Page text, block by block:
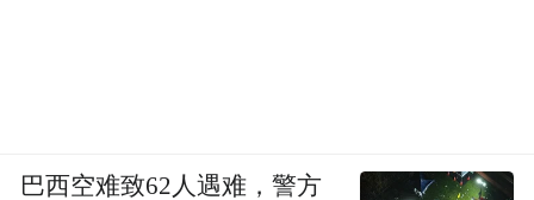
巴西空难致62人遇难，警方